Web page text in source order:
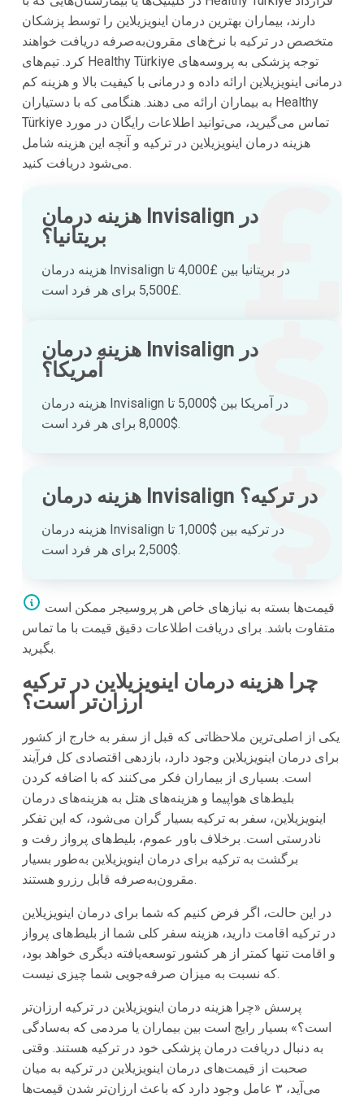
دارند، بیماران بهترین درمان اینویزیلاین را توسط پزشکان
متخصص در ترکیه با نرخ‌های مقرون‌به‌صرفه دریافت خواهند
کرد. تیم‌های Healthy Türkiye توجه پزشکی به پروسه‌های
درمانی اینویزیلاین ارائه داده و درمانی با کیفیت بالا و هزینه کم
به بیماران ارائه می دهند. هنگامی که با دستیاران Healthy
Türkiye تماس می‌گیرید، می‌توانید اطلاعات رایگان در مورد
هزینه درمان اینویزیلاین در ترکیه و آنچه این هزینه شامل
می‌شود دریافت کنید.
هزینه درمان Invisalign در
بریتانیا؟
هزینه درمان Invisalign در بریتانیا بین £4,000 تا
£5,500 برای هر فرد است.
هزینه درمان Invisalign در
آمریکا؟
هزینه درمان Invisalign در آمریکا بین $5,000 تا
$8,000 برای هر فرد است.
هزینه درمان Invisalign در ترکیه؟
هزینه درمان Invisalign در ترکیه بین $1,000 تا
$2,500 برای هر فرد است.
متفاوت باشد. برای دریافت اطلاعات دقیق قیمت با ما تماس
بگیرید.
چرا هزینه درمان اینویزیلاین در ترکیه
ارزان‌تر است؟
یکی از اصلی‌ترین ملاحظاتی که قبل از سفر به خارج از کشور
برای درمان اینویزیلاین وجود دارد، بازدهی اقتصادی کل فرآیند
است. بسیاری از بیماران فکر می‌کنند که با اضافه کردن
بلیط‌های هواپیما و هزینه‌های هتل به هزینه‌های درمان
اینویزیلاین، سفر به ترکیه بسیار گران می‌شود، که این تفکر
نادرستی است. برخلاف باور عموم، بلیط‌های پرواز رفت و
برگشت به ترکیه برای درمان اینویزیلاین به‌طور بسیار
مقرون‌به‌صرفه قابل رزرو هستند.
در این حالت، اگر فرض کنیم که شما برای درمان اینویزیلاین
در ترکیه اقامت دارید، هزینه سفر کلی شما از بلیط‌های پرواز
و اقامت تنها کمتر از هر کشور توسعه‌یافته دیگری خواهد بود،
که نسبت به میزان صرفه‌جویی شما چیزی نیست.
پرسش «چرا هزینه درمان اینویزیلاین در ترکیه ارزان‌تر
است؟» بسیار رایج است بین بیماران یا مردمی که به‌سادگی
به دنبال دریافت درمان پزشکی خود در ترکیه هستند. وقتی
صحبت از قیمت‌های درمان اینویزیلاین در ترکیه به میان
می‌آید، ۳ عامل وجود دارد که باعث ارزان‌تر شدن قیمت‌ها